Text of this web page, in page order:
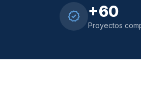
+60
Proyectos